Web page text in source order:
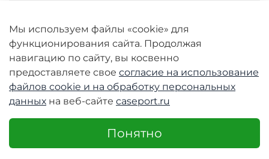
О компании Caseport
Бренд Nillkin
© 2026 Любое использование контента без
письменного разрешения запрещено
Мы используем файлы «cookie» для
функционирования сайта. Продолжая
навигацию по сайту, вы косвенно
предоставляете свое согласие на использование
файлов cookie и на обработку персональных
данных на веб-сайте caseport.ru
Понятно